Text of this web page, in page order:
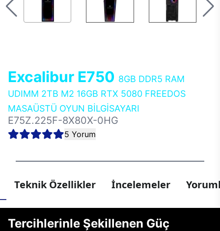
Excalibur E750 8GB DDR5 RAM
UDIMM 2TB M2 16GB RTX 5080 FREEDOS
MASAÜSTÜ OYUN BİLGİSAYARI
E75Z.225F-8X80X-0HG
5 Yorum
Teknik Özellikler İncelemeler
Tercihlerinle Şekillenen Güç